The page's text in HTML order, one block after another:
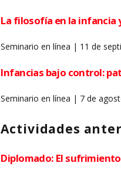
La filosofía en la infancia
Seminario en línea | 11 de
Infancias bajo control:
Seminario en línea | 7 de
Actividades
Diplomado: El